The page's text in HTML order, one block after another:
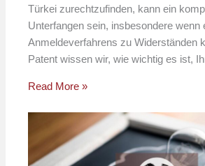
Türkei zurechtzufinden, kann ein
Unterfangen sein, insbesondere wenn
Anmeldeverfahrens zu Widerständen
Patent wissen wir, wie wichtig es ist,
Read More »